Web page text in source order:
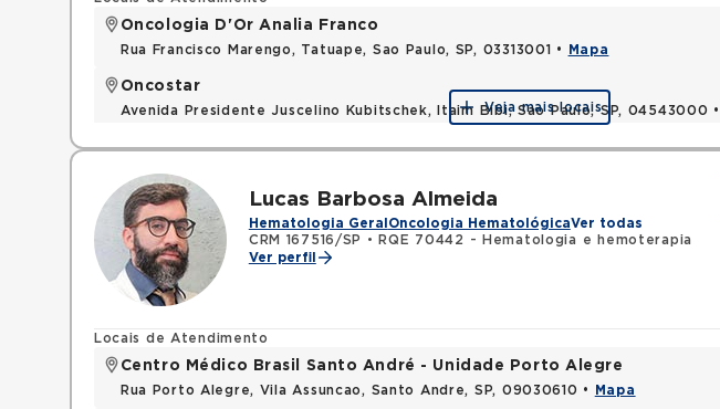
Oncologia D'Or Analia Franco
Rua Francisco Marengo, Tatuape, Sao Paulo, SP, 03313001 • Mapa
Oncostar
Avenida Presidente Juscelino Kubitschek, Itaim Bibi, Sao Paulo, SP, 04543000 •
Veja mais locais
Lucas Barbosa Almeida
Hematologia Geral Oncologia HematológicaVer todas
CRM 167516/SP
•
RQE 70442 - Hematologia e hemoterapia
Ver perfil
Locais de Atendimento
Centro Médico Brasil Santo André - Unidade Porto Alegre
Rua Porto Alegre, Vila Assuncao, Santo Andre, SP, 09030610 • Mapa